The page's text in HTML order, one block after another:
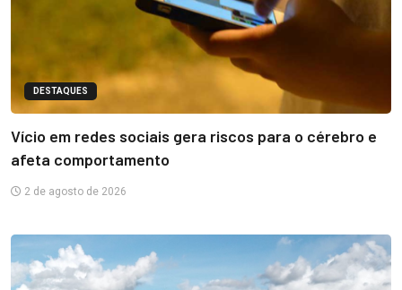
DESTAQUES
Vício em redes sociais gera riscos para o cérebro e
afeta comportamento
2 de agosto de 2026